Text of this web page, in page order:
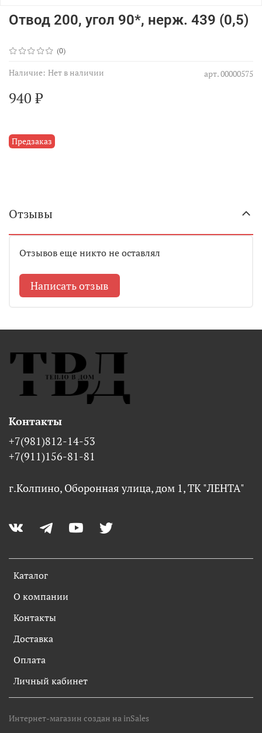
(0)
арт.00000575
Наличие: Нет в наличии
Предзаказ
Отвод 200, угол 90*, нерж. 439 (0,5)
940 ₽
Отзывы
Отзывов еще никто не оставлял
Написать отзыв
Каталог
О компании
Контакты
Доставка
Оплата
Личный кабинет
Контакты
+7(981)812-14-53
+7(911)156-81-81
г.Колпино, Оборонная улица, дом 1, ТК "ЛЕНТА"
Интернет-магазин создан на inSales